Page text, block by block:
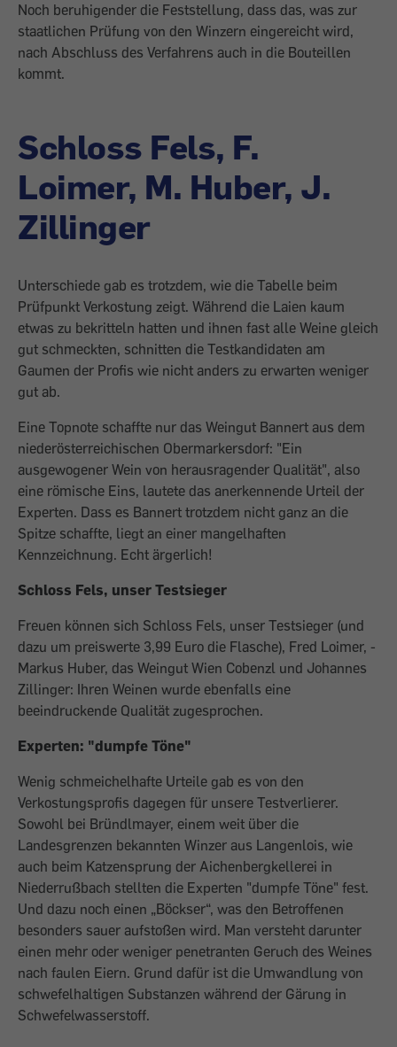
Noch beruhigender die Feststellung, dass das, was zur
staat­lichen Prüfung von den Winzern eingereicht wird,
nach Abschluss des Verfahrens auch in die Bouteillen
kommt.
Schloss Fels, F.
Loimer, M. Huber, J.
Zillinger
Unterschiede gab es trotzdem, wie die ­Tabelle beim
Prüfpunkt Verkostung zeigt. Während die Laien kaum
etwas zu bekritteln hatten und ihnen fast alle Weine gleich
gut schmeckten, schnitten die Testkandidaten am
Gaumen der Profis wie nicht anders zu erwarten weniger
gut ab.
Eine Topnote schaffte nur das Weingut Bannert aus dem
niederösterreichischen Obermarkersdorf: "Ein
ausgewogener Wein von herausragender Qualität", also
eine römische Eins, lau­tete das anerkennende Urteil der
Experten. Dass es Bannert trotzdem nicht ganz an die
Spitze schaffte, liegt an einer mangelhaften
Kennzeichnung. Echt ärgerlich!
Schloss Fels, unser Testsieger
Freuen können sich Schloss Fels, unser Testsieger (und
dazu um preiswerte 3,99 Euro die Flasche), Fred Loimer, ­
Markus Huber, das Weingut Wien Cobenzl und ­Johannes
Zillinger: Ihren Weinen wurde ebenfalls eine
beeindruckende Qualität zugesprochen.
Experten: "dumpfe Töne"
Wenig schmeichelhafte Urteile gab es von den
Verkostungsprofis dagegen für unsere Testverlierer.
Sowohl bei Bründlmayer, ­einem weit über die
Landesgrenzen bekannten Winzer aus Langenlois, wie
auch beim Katzensprung der Aichenbergkellerei in
Niederrußbach stellten die Experten "dumpfe Töne" fest.
Und dazu noch einen „Böckser“, was den Betroffenen
besonders sauer aufstoßen wird. Man versteht darunter
einen mehr oder weniger penetranten Geruch des Weines
nach faulen Eiern. Grund dafür ist die Umwandlung von
schwefelhaltigen Substanzen während der Gärung in
Schwefelwasserstoff.